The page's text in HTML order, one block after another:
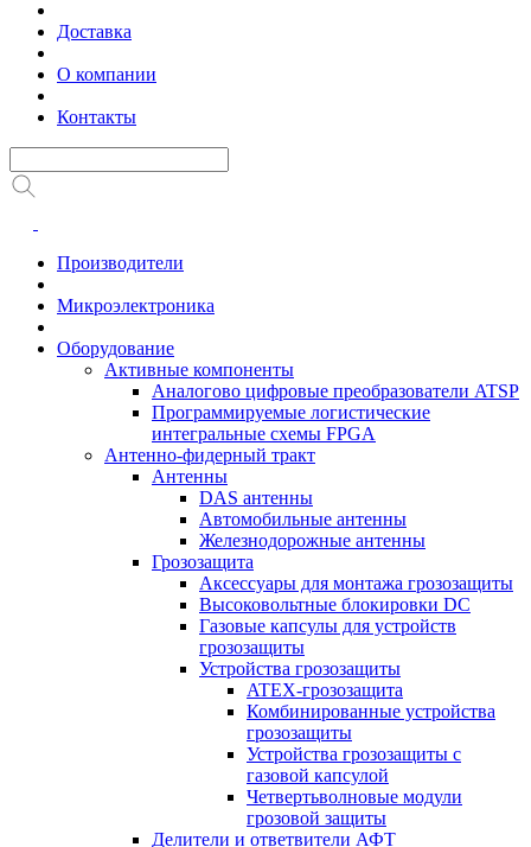
Доставка
О компании
Контакты
Производители
Микроэлектроника
Оборудование
Активные компоненты
Аналогово цифровые преобразователи ATSP
Программируемые логистические
интегральные схемы FPGA
Антенно-фидерный тракт
Антенны
DAS антенны
Автомобильные антенны
Железнодорожные антенны
Грозозащита
Аксессуары для монтажа грозозащиты
Высоковольтные блокировки DC
Газовые капсулы для устройств
грозозащиты
Устройства грозозащиты
ATEX-грозозащита
Комбинированные устройства
грозозащиты
Устройства грозозащиты с
газовой капсулой
Четвертьволновые модули
грозовой защиты
Делители и ответвители АФТ